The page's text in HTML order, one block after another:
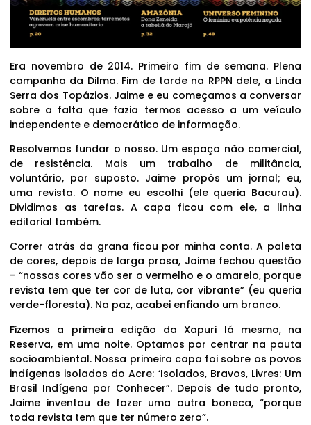
Era novembro de 2014. Primeiro fim de semana. Plena
campanha da Dilma. Fim de tarde na RPPN dele, a Linda
Serra dos Topázios. Jaime e eu começamos a conversar
sobre a falta que fazia termos acesso a um veículo
independente e democrático de informação.
Resolvemos fundar o nosso. Um espaço não comercial,
de resistência. Mais um trabalho de militância,
voluntário, por suposto. Jaime propôs um jornal; eu,
uma revista. O nome eu escolhi (ele queria Bacurau).
Dividimos as tarefas. A capa ficou com ele, a linha
editorial também.
Correr atrás da grana ficou por minha conta. A paleta
de cores, depois de larga prosa, Jaime fechou questão
– “nossas cores vão ser o vermelho e o amarelo, porque
revista tem que ter cor de luta, cor vibrante” (eu queria
verde-floresta). Na paz, acabei enfiando um branco.
Fizemos a primeira edição da Xapuri lá mesmo, na
Reserva, em uma noite. Optamos por centrar na pauta
socioambiental. Nossa primeira capa foi sobre os povos
indígenas isolados do Acre: ‘Isolados, Bravos, Livres: Um
Brasil Indígena por Conhecer”. Depois de tudo pronto,
Jaime inventou de fazer uma outra boneca, “porque
toda revista tem que ter número zero”.